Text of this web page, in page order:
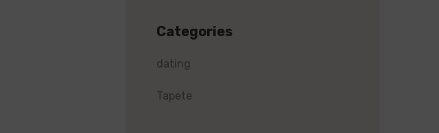
Categories
dating
Tapete